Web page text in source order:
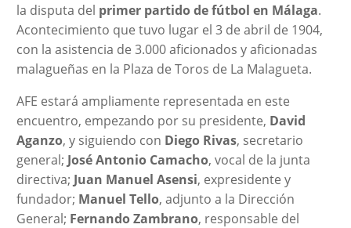
la disputa del primer partido de fútbol en Málaga.
Acontecimiento que tuvo lugar el 3 de abril de 1904,
con la asistencia de 3.000 aficionados y aficionadas
malagueñas en la Plaza de Toros de La Malagueta.
AFE estará ampliamente representada en este
encuentro, empezando por su presidente, David
Aganzo, y siguiendo con Diego Rivas, secretario
general; José Antonio Camacho, vocal de la junta
directiva; Juan Manuel Asensi, expresidente y
fundador; Manuel Tello, adjunto a la Dirección
General; Fernando Zambrano, responsable del